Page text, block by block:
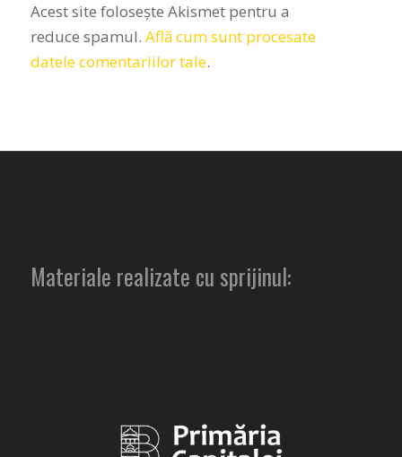
Acest site folosește Akismet pentru a
reduce spamul. Află cum sunt procesate
datele comentariilor tale.
Materiale realizate cu sprijinul: